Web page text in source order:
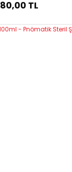
80,00 TL